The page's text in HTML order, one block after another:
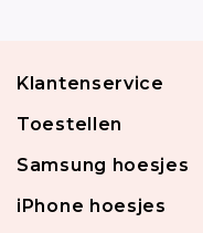
Klantenservice
Toestellen
Samsung hoesjes
iPhone hoesjes